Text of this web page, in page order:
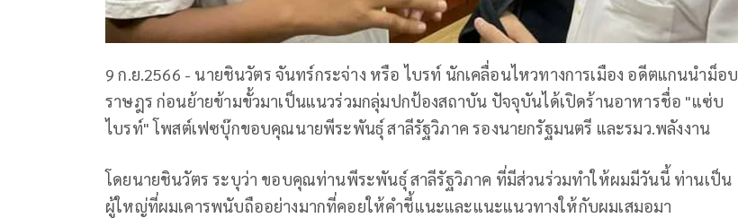
9 ก.ย.2566 - นายชินวัตร จันทร์กระจ่าง หรือ ไบรท์ นักเคลื่อนไหวทางการเมือง อดีตแกนนำม็อบ
ราษฎร ก่อนย้ายข้ามขั้วมาเป็นแนวร่วมกลุ่มปกป้องสถาบัน ปัจจุบันได้เปิดร้านอาหารชื่อ "แซ่บ
ไบรท์" โพสต์เฟซบุ๊กขอบคุณนายพีระพันธุ์ สาลีรัฐวิภาค รองนายกรัฐมนตรี และรมว.พลังงาน
โดยนายชินวัตร ระบุว่า ขอบคุณท่านพีระพันธุ์ สาลีรัฐวิภาค ที่มีส่วนร่วมทำให้ผมมีวันนี้ ท่านเป็น
ผู้ใหญ่ที่ผมเคารพนับถืออย่างมากที่คอยให้คำชี้แนะและแนะแนวทางให้กับผมเสมอมา